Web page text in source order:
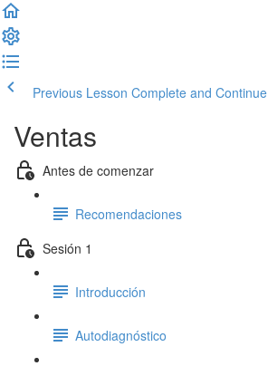
Previous Lesson Complete and Continue
Ventas
Antes de comenzar
Recomendaciones
Sesión 1
Introducción
Autodiagnóstico